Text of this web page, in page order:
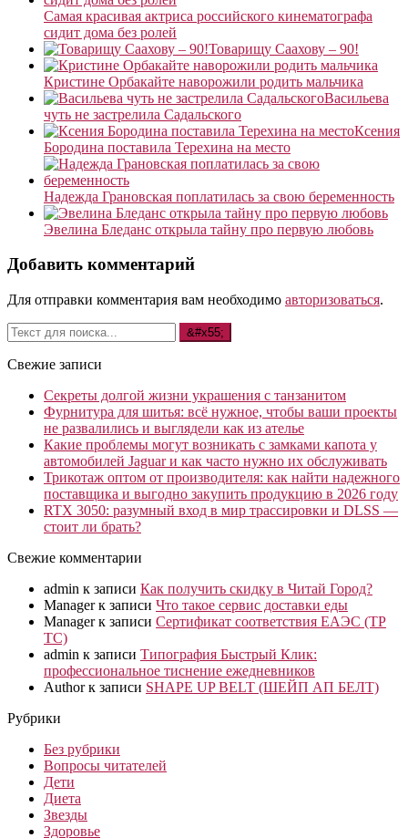
Самая красивая актриса российского кинематографа
сидит дома без ролей
Товарищу Саахову – 90!
Кристине Орбакайте наворожили родить мальчика
Васильева
чуть не застрелила Садальского
Ксения
Бородина поставила Терехина на место
Надежда Грановская поплатилась за свою беременность
Эвелина Бледанс открыла тайну про первую любовь
Добавить комментарий
Для отправки комментария вам необходимо авторизоваться.
Свежие записи
Секреты долгой жизни украшения с танзанитом
Фурнитура для шитья: всё нужное, чтобы ваши проекты
не развалились и выглядели как из ателье
Какие проблемы могут возникать с замками капота у
автомобилей Jaguar и как часто нужно их обслуживать
Трикотаж оптом от производителя: как найти надежного
поставщика и выгодно закупить продукцию в 2026 году
RTX 3050: разумный вход в мир трассировки и DLSS —
стоит ли брать?
Свежие комментарии
admin к записи Как получить скидку в Читай Город?
Managerк записи Что такое сервис доставки еды
Managerк записи Сертификат соответствия ЕАЭС (ТР
ТС)
admin к записи Типография Быстрый Клик:
профессиональное тиснение ежедневников
Authorк записи SHAPE UP BELT (ШЕЙП АП БЕЛТ)
Рубрики
Без рубрики
Вопросы читателей
Дети
Диета
Звезды
Здоровье